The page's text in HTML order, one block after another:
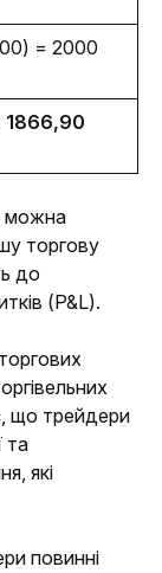
= 2000
1866,90
можна
торгову
до
(P&L).
що трейдери
та
які
повинні